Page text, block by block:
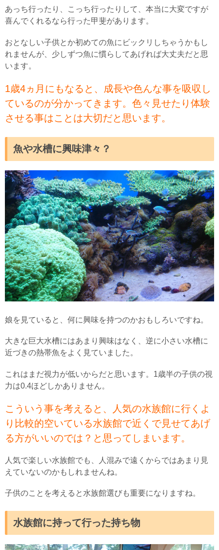
あっち行ったり、こっち行ったりして、本当に大変ですが
喜んでくれるなら行った甲斐があります。
おとなしい子供とか初めての魚にビックリしちゃうかもし
れませんが、少しずつ魚に慣らしてあげれば大丈夫だと思
います。
1歳4ヵ月にもなると、成長や色んな事を吸収し
ているのが分かってきます。色々見せたり体験
させる事はことは大切だと思います。
魚や水槽に興味津々？
娘を見ていると、何に興味を持つのかおもしろいですね。
大きな巨大水槽にはあまり興味はなく、逆に小さい水槽に
近づきの熱帯魚をよく見ていました。
これはまだ視力が低いからだと思います。1歳半の子供の視
力は0.4ほどしかありません。
こういう事を考えると、人気の水族館に行くよ
り比較的空いている水族館で近くで見せてあげ
る方がいいのでは？と思ってしまいます。
人気で楽しい水族館でも、人混みで遠くからではあまり見
えていないのかもしれませんね。
子供のことを考えると水族館選びも重要になりますね。
水族館に持って行った持ち物